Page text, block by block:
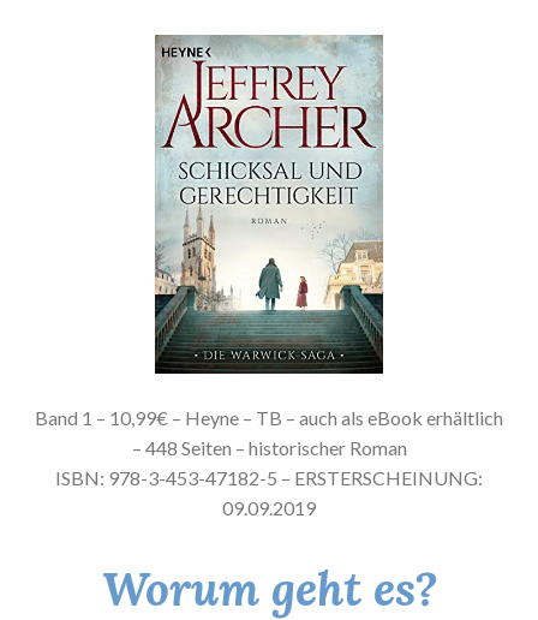
Band 1 – 10,99€ – Heyne – TB – auch als eBook erhältlich
– 448 Seiten – historischer Roman
ISBN: 978-3-453-47182-5 – ERSTERSCHEINUNG:
09.09.2019
Worum geht es?